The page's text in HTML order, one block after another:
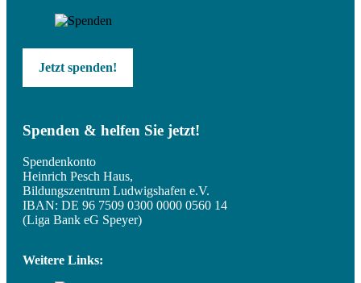
Jetzt spenden!
Spenden & helfen Sie jetzt!
Spendenkonto
Heinrich Pesch Haus,
Bildungszentrum Ludwigshafen e.V.
IBAN: DE 96 7509 0300 0000 0560 14
(Liga Bank eG Speyer)
Weitere Links: